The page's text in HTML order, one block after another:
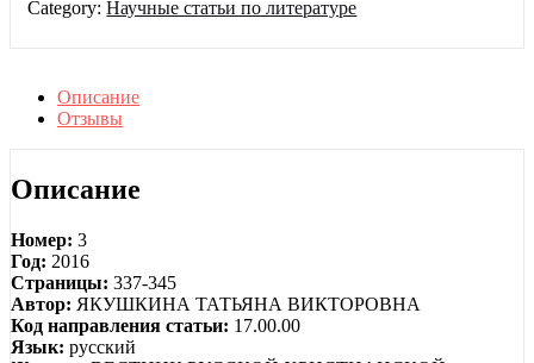
Category:Научные статьи по литературе
Описание
Отзывы
Описание
Номер: 3
Год: 2016
Страницы: 337-345
Автор: ЯКУШКИНА ТАТЬЯНА ВИКТОРОВНА
Код направления статьи: 17.00.00
Язык: русский